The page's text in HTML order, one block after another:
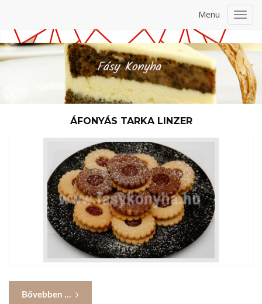
Menu
ÁFONYÁS TARKA LINZER
Bővebben ...